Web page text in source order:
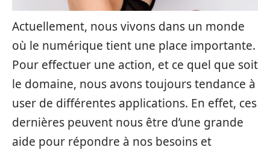
Actuellement, nous vivons dans un monde
où le numérique tient une place importante.
Pour effectuer une action, et ce quel que soit
le domaine, nous avons toujours tendance à
user de différentes applications. En effet, ces
dernières peuvent nous être d’une grande
aide pour répondre à nos besoins et